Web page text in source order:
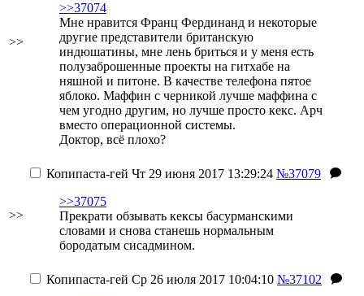
>>
>>37074
Мне нравится Франц Фердинанд и некоторые
другие представители британскую
индюшатины, мне лень бриться и у меня есть
полузаброшенные проекты на гитхабе на
няшной и питоне. В качестве телефона пятое
яблоко. Маффин с черникой лучше маффина с
чем угодно другим, но лучше просто кекс. Арч
вместо операционной системы.
Доктор, всё плохо?
>>
Копипаста-гей Чт 29 июня 2017 13:29:24 №37079
>>37075
Прекрати обзывать кексы басурманскими
словами и снова станешь нормальным
бородатым сисадмином.
Копипаста-гей Ср 26 июля 2017 10:04:10 №37102